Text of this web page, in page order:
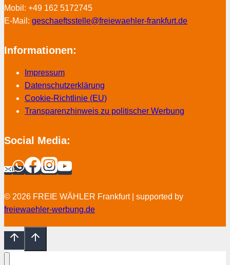
Mobil: +49 162 5172745
E-Mail: geschaeftsstelle@freiewaehler-frankfurt.de
Informationen:
Impressum
Datenschutzerklärung
Cookie-Richtlinie (EU)
Transparenzhinweis zu politischer Werbung
Social Media:
© 2026 FREIE WÄHLER Frankfurt | supported by
freiewaehler-werbung.de